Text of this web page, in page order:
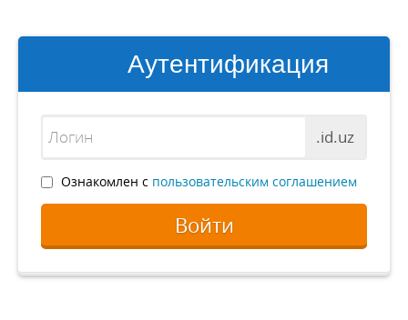
Аутентификация
.id.uz
Ознакомлен с пользовательским соглашением
Войти